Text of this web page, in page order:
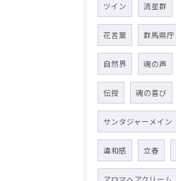
ツイン 流星群
花言葉 群馬県庁
自然界 魂の声
伝授 魂の喜び
サンタジャーメイン
違和感 立春